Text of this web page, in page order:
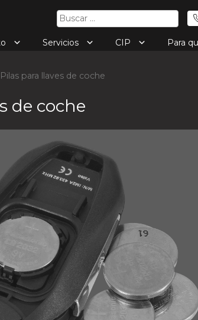
Buscar:
Servicios CIP Para
para llaves de coche
de coche